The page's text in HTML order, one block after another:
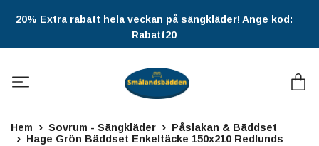
20% Extra rabatt hela veckan på sängkläder! Ange kod:
Rabatt20
Hem Sovrum - Sängkläder
Påslakan & Bäddset
Hage Grön Bäddset Enkeltäcke 150x210 Redlunds